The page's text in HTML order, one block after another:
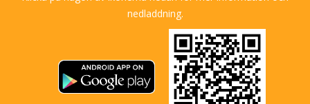
nedladdning.